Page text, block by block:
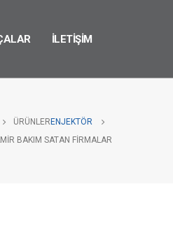
İLETIŞIM
ÜRÜNLER ENJEKTÖR
BAKIM SATAN FIRMALAR